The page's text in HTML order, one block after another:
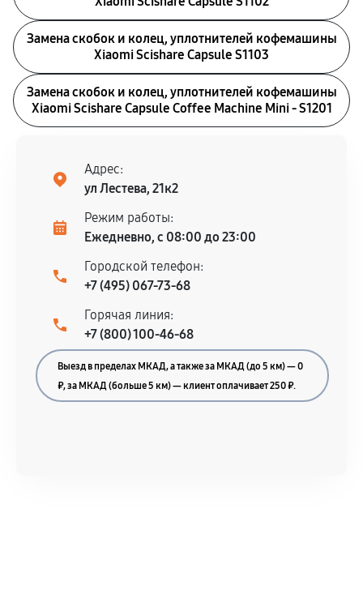
Замена скобок и колец, уплотнителей кофемашины
Xiaomi Scishare Capsule S1103
Замена скобок и колец, уплотнителей кофемашины
Xiaomi Scishare Capsule Coffee Machine Mini - S1201
Адрес:
ул Лестева, 21к2
Режим работы:
Ежедневно, с 08:00 до 23:00
Городской телефон:
+7 (495) 067-73-68
Горячая линия:
+7 (800) 100-46-68
Выезд в пределах МКАД, а также за МКАД (до 5 км) — 0
₽, за МКАД (больше 5 км) — клиент оплачивает 250 ₽.